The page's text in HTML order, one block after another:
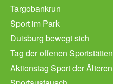
Targobankrun
Sport im Park
Duisburg bewegt sich
Tag der offenen Sportstätten
Aktionstag Sport der Älteren